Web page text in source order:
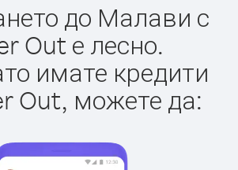
до Малави с
Out е лесно.
имате кредити
Out, можете да: